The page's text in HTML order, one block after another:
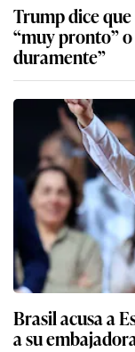
Trump dice
“muy pronto”
duramente”
Brasil acusa a
a su